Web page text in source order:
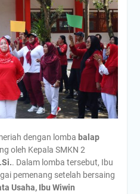
dengan lomba balap
oleh Kepala SMKN 2
. Dalam lomba tersebut, Ibu
pemenang setelah bersaing
Usaha, Ibu Wiwin